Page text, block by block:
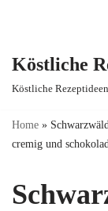
content
Köstliche
Köstliche Rezeptideen
Home »
cremig und